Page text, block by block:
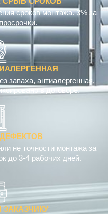
сроков монтажа. 3% за
запаха, антиалергенная,
в договоре.
не точности монтажа за
до 3-4 рабочих дней.